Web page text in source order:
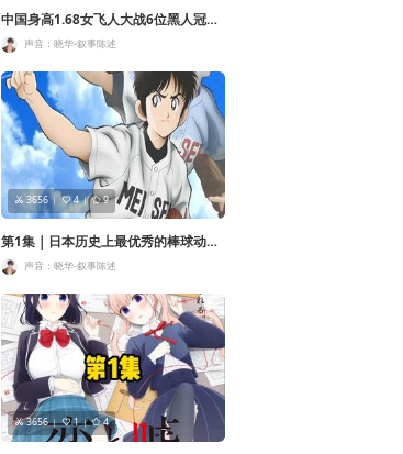
中国身高1.68女飞人大战6位黑人冠军
跑疯了全程60米无敌压制
声音：晓华-叙事陈述
3656 4 9
第1集 | 日本历史上最优秀的棒球动
漫，看过的小孩都会打酱油了吧
声音：晓华-叙事陈述
3656 1 4